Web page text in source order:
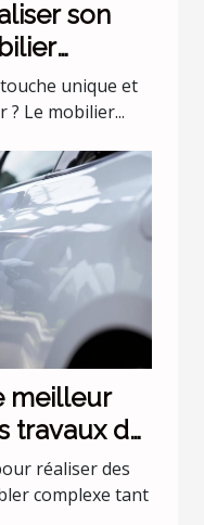
son
unique et
Le mobilier...
meilleur
travaux de
réaliser des
complexe tant